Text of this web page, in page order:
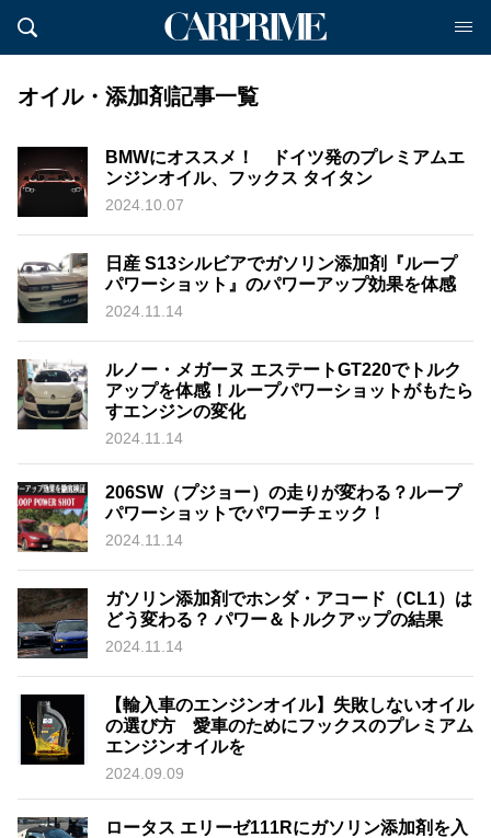
オイル・添加剤記事一覧
BMWにオススメ！ ドイツ発のプレミアムエ
ンジンオイル、フックス タイタン
2024.10.07
日産 S13シルビアでガソリン添加剤『ループ
パワーショット』のパワーアップ効果を体感
2024.11.14
ルノー・メガーヌ エステートGT220でトルク
アップを体感！ループパワーショットがもたら
すエンジンの変化
2024.11.14
206SW（プジョー）の走りが変わる？ループ
パワーショットでパワーチェック！
2024.11.14
ガソリン添加剤でホンダ・アコード（CL1）は
どう変わる？ パワー＆トルクアップの結果
2024.11.14
【輸入車のエンジンオイル】失敗しないオイル
の選び方 愛車のためにフックスのプレミアム
エンジンオイルを
2024.09.09
ロータス エリーゼ111Rにガソリン添加剤を入